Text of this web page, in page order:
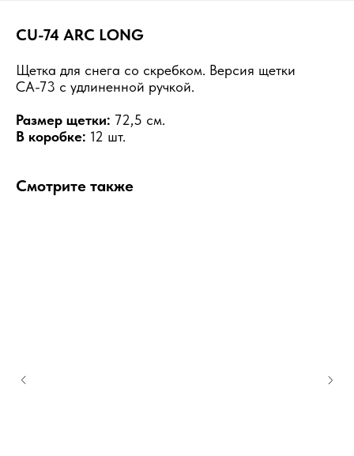
CU-74 ARC LONG
Щетка для снега со скребком. Версия щетки
СА-73 с удлиненной ручкой.
Размер щетки: 72,5 см.
В коробке: 12 шт.
Смотрите также